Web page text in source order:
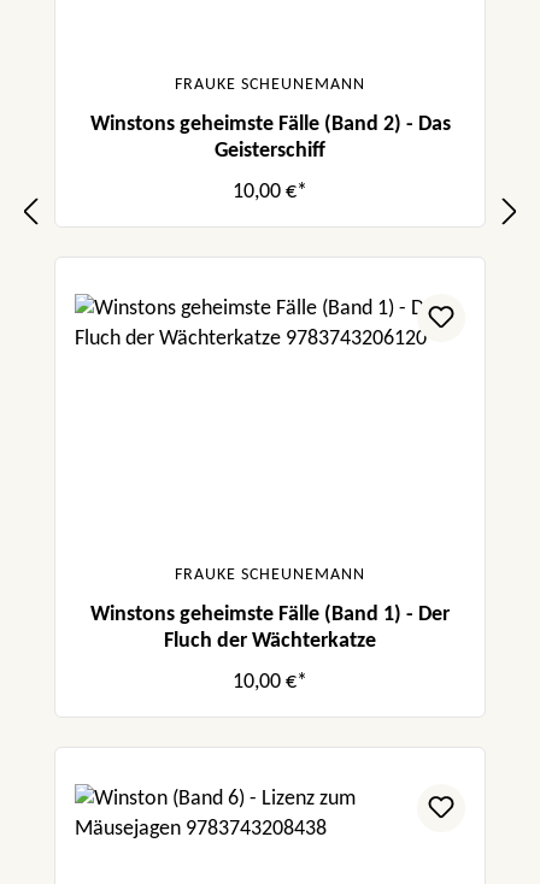
FRAUKE SCHEUNEMANN
Winstons geheimste Fälle (Band 2) - Das
Geisterschiff
10,00 €*
FRAUKE SCHEUNEMANN
Winstons geheimste Fälle (Band 1) - Der
Fluch der Wächterkatze
10,00 €*